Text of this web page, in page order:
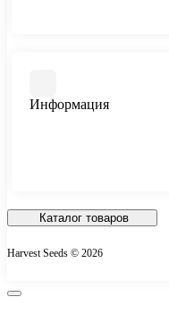
Феминизированные
Информация
Доставка и Оплата
Каталог товаров
Harvest Seeds © 2026